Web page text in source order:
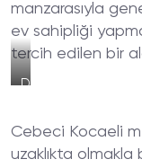
manzarasıyla
ev sahipliği
tercih edilen bir
Doğa
Etkinlik
Alanı
Cebeci Kocaeli
uzaklıkta